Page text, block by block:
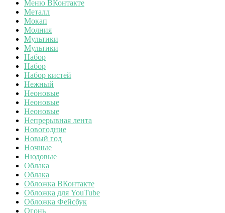
Меню ВКонтакте
Металл
Мокап
Молния
Мультики
Мультики
Набор
Набор
Набор кистей
Нежный
Неоновые
Неоновые
Неоновые
Непрерывная лента
Новогодние
Новый год
Ночные
Нюдовые
Облака
Облака
Обложка ВКонтакте
Обложка для YouTube
Обложка Фейсбук
Огонь